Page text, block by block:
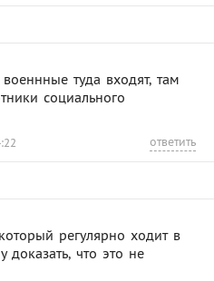
туда входят, там
социального
ответить
регулярно ходит в
что это не